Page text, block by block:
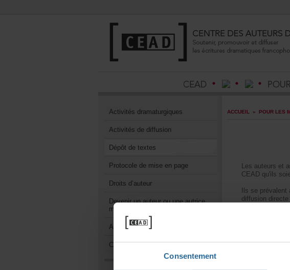
Consentement
Activitésdramaturgiques
Activitésdediffusion
Dépôtdetextes
Protocoledemiseenpage
Droitsd’auteur
Devenirunauteurouuneautrice
membre
AvantagesmembreduCEAD
Comitésdemembres
ACCUEIL »